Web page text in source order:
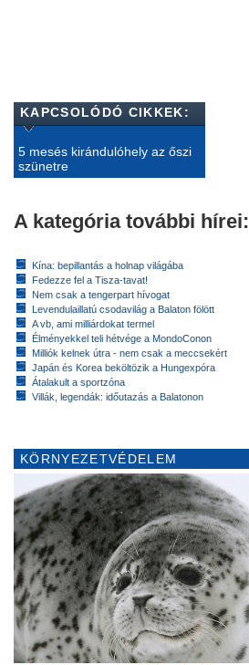
KAPCSOLÓDÓ CIKKEK:
5 mesés kirándulóhely az őszi
szünetre
A kategória további hírei:
Kína: bepillantás a holnap világába
Fedezze fel a Tisza-tavat!
Nem csak a tengerpart hívogat
Levendulaillatú csodavilág a Balaton fölött
A vb, ami milliárdokat termel
Élményekkel teli hétvége a MondoConon
Milliók kelnek útra - nem csak a meccsekért
Japán és Korea beköltözik a Hungexpóra
Átalakult a sportzóna
Villák, legendák: időutazás a Balatonon
KÖRNYEZETVÉDELEM